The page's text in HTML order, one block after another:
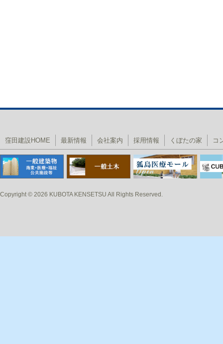
窪田建設HOME 最新情報 会社案内 採用情報 くぼたの家 コ
Copyright © 2026 KUBOTA KENSETSU All Rights Reserved.